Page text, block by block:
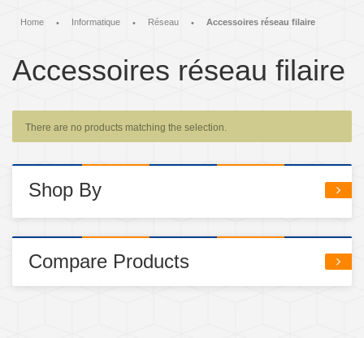
Home • Informatique • Réseau • Accessoires réseau filaire
Accessoires réseau filaire
There are no products matching the selection.
Shop By
Compare Products